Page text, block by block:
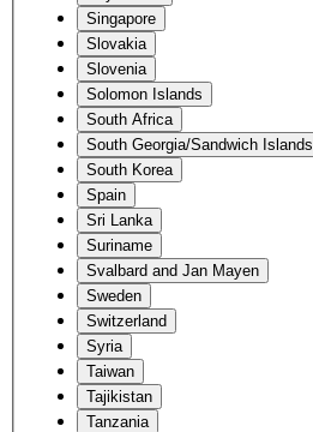
Singapore
Slovakia
Slovenia
Solomon Islands
South Africa
South Georgia/Sandwich Islands
South Korea
Spain
Sri Lanka
Suriname
Svalbard and Jan Mayen
Sweden
Switzerland
Syria
Taiwan
Tajikistan
Tanzania